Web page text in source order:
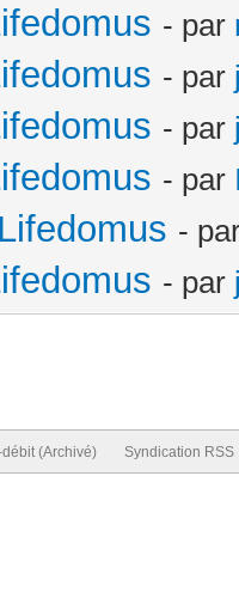
- par
- par
- par
- par
-
- par
(Archivé) Syndication RSS